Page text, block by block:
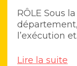
RÔLE Sous
l’exécution
Lire la suite